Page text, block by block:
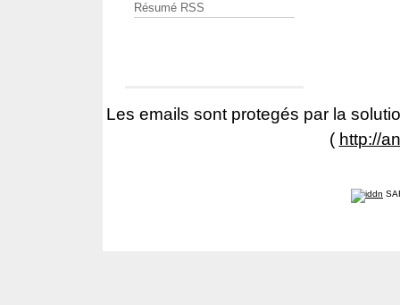
Résumé RSS
Les emails sont protegés par la
( http://